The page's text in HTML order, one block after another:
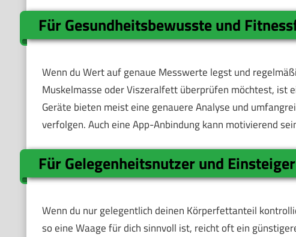
Für Gesundheitsbewusste und
Wenn du Wert auf genaue Messwerte legst und
Muskelmasse oder Viszeralfett überprüfen möchtest, ist
Geräte bieten meist eine genauere Analyse und
verfolgen. Auch eine App-Anbindung kann motivierend
Für Gelegenheitsnutzer und Einsteiger
Wenn du nur gelegentlich deinen Körperfettanteil
so eine Waage für dich sinnvoll ist, reicht oft ein